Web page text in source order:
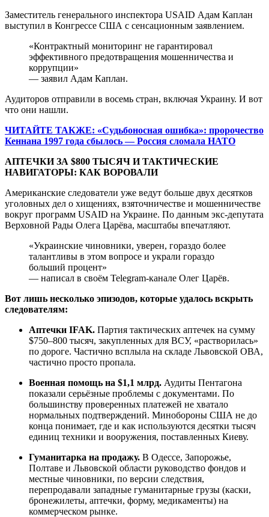
Заместитель генерального инспектора USAID Адам Каплан
выступил в Конгрессе США с сенсационным заявлением.
«Контрактный мониторинг не гарантировал
эффективного предотвращения мошенничества и
коррупции»
— заявил Адам Каплан.
Аудиторов отправили в восемь стран, включая Украину. И вот
что они нашли.
ЧИТАЙТЕ ТАКЖЕ: «Судьбоносная ошибка»: пророчество
Кеннана 1997 года сбылось — Россия сломала НАТО
АПТЕЧКИ ЗА $800 ТЫСЯЧ И ТАКТИЧЕСКИЕ
НАВИГАТОРЫ: КАК ВОРОВАЛИ
Американские следователи уже ведут больше двух десятков
уголовных дел о хищениях, взяточничестве и мошенничестве
вокруг программ USAID на Украине. По данным экс-депутата
Верховной Рады Олега Царёва, масштабы впечатляют.
«Украинские чиновники, уверен, гораздо более
талантливы в этом вопросе и украли гораздо
больший процент»
— написал в своём Telegram-канале Олег Царёв.
Вот лишь несколько эпизодов, которые удалось вскрыть
следователям:
Аптечки IFAK. Партия тактических аптечек на сумму
$750–800 тысяч, закупленных для ВСУ, «растворилась»
по дороге. Частично всплыла на складе Львовской ОВА,
частично просто пропала.
Военная помощь на $1,1 млрд. Аудиты Пентагона
показали серьёзные проблемы с документами. По
большинству проверенных платежей не хватало
нормальных подтверждений. Минобороны США не до
конца понимает, где и как используются десятки тысяч
единиц техники и вооружения, поставленных Киеву.
Гуманитарка на продажу. В Одессе, Запорожье,
Полтаве и Львовской области руководство фондов и
местные чиновники, по версии следствия,
перепродавали западные гуманитарные грузы (каски,
бронежилеты, аптечки, форму, медикаменты) на
коммерческом рынке.